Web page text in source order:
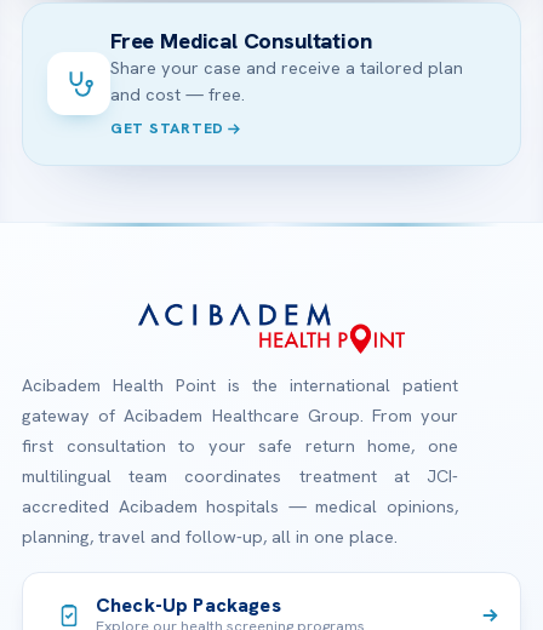
Free Medical Consultation
Share your case and receive a tailored plan
and cost — free.
GET STARTED
Acibadem Health Point is the international patient
gateway of Acibadem Healthcare Group. From your
first consultation to your safe return home, one
multilingual team coordinates treatment at JCI-
accredited Acibadem hospitals — medical opinions,
planning, travel and follow-up, all in one place.
Check-Up Packages